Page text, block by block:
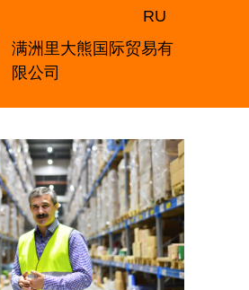
满洲里大熊国际贸易有
限公司
RU